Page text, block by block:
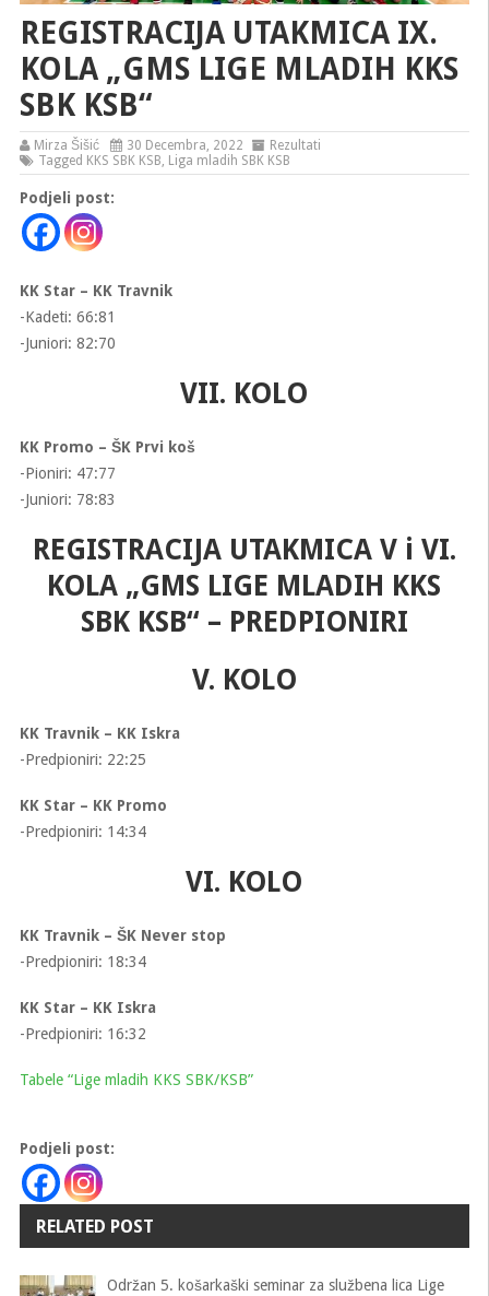
REGISTRACIJA UTAKMICA IX.
KOLA „GMS LIGE MLADIH KKS
SBK KSB“
Mirza Šišić 30 Decembra, 2022
Rezultati
Tagged KKS SBK KSB, Liga mladih SBK KSB
Podjeli post:
KK Star – KK Travnik
-Kadeti: 66:81
-Juniori: 82:70
VII. KOLO
KK Promo – ŠK Prvi koš
-Pioniri: 47:77
-Juniori: 78:83
REGISTRACIJA UTAKMICA V i VI.
KOLA „GMS LIGE MLADIH KKS
SBK KSB“ – PREDPIONIRI
V. KOLO
KK Travnik – KK Iskra
-Predpioniri: 22:25
KK Star – KK Promo
-Predpioniri: 14:34
VI. KOLO
KK Travnik – ŠK Never stop
-Predpioniri: 18:34
KK Star – KK Iskra
-Predpioniri: 16:32
Tabele “Lige mladih KKS SBK/KSB”
Podjeli post:
RELATED POST
Održan 5. košarkaški seminar za službena lica Lige